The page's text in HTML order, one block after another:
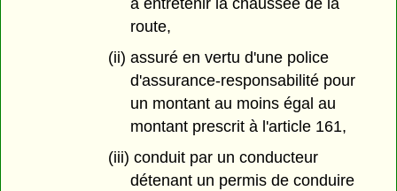
à entretenir la chaussée de la
route,
(ii) assuré en vertu d'une police
d'assurance-responsabilité pour
un montant au moins égal au
montant prescrit à l'article 161,
(iii) conduit par un conducteur
détenant un permis de conduire